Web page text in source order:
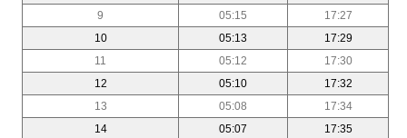
9
05:15
17:27
10
05:13
17:29
11
05:12
17:30
12
05:10
17:32
13
05:08
17:34
14
05:07
17:35